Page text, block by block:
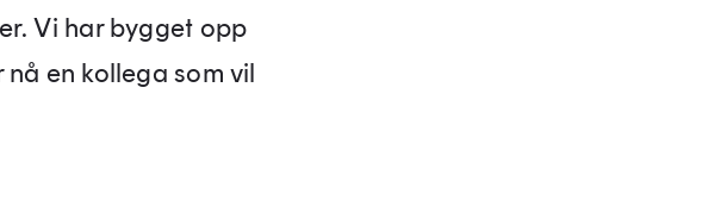
Vi har bygget opp
en kollega som vil